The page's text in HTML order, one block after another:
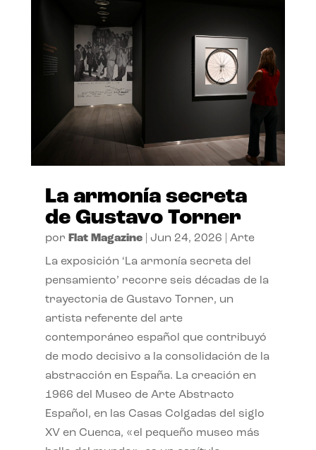
La armonía secreta
de Gustavo Torner
por Flat Magazine| Jun 24, 2026 Arte
La exposición ‘La armonía secreta del
pensamiento’ recorre seis décadas de la
trayectoria de Gustavo Torner, un
artista referente del arte
contemporáneo español que contribuyó
de modo decisivo a la consolidación de la
abstracción en España. La creación en
1966 del Museo de Arte Abstracto
Español, en las Casas Colgadas del siglo
XV en Cuenca, «el pequeño museo más